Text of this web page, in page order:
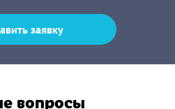
заявку
вопросы